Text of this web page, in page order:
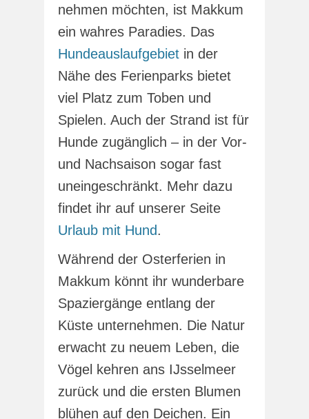
nehmen möchten, ist Makkum
ein wahres Paradies. Das
Hundeauslaufgebiet in der
Nähe des Ferienparks bietet
viel Platz zum Toben und
Spielen. Auch der Strand ist für
Hunde zugänglich – in der Vor-
und Nachsaison sogar fast
uneingeschränkt. Mehr dazu
findet ihr auf unserer Seite
Urlaub mit Hund.
Während der Osterferien in
Makkum könnt ihr wunderbare
Spaziergänge entlang der
Küste unternehmen. Die Natur
erwacht zu neuem Leben, die
Vögel kehren ans IJsselmeer
zurück und die ersten Blumen
blühen auf den Deichen. Ein